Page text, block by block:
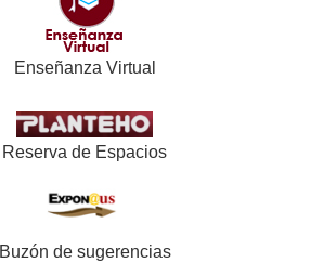
Enseñanza Virtual
Reserva de Espacios
Buzón de sugerencias